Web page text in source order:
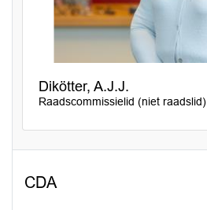
Dikötter, A.J.J.
Raadscommissielid (niet raadslid)
CDA